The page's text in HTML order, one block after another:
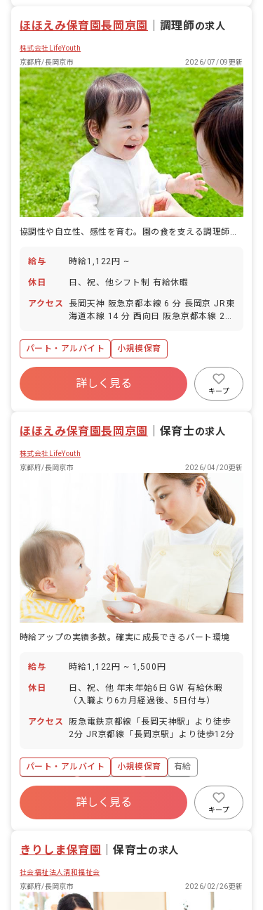
ほほえみ保育園長岡京園 調理師の求人
株式会社LifeYouth
京都府/長岡京市
2026/07/09更新
協調性や自立性、感性を育む。園の食を支える調理師の仕事です。
給与 時給1,122円 ~
休日 日、祝、他シフト制 有給休暇
アクセス
長岡天神 阪急京都本線 6 分 長岡京 JR東
海道本線 14 分 西向日 阪急京都本線 21
パート・アルバイト
小規模保育
詳しく見る
キープ
ほほえみ保育園長岡京園 保育士の求人
株式会社LifeYouth
京都府/長岡京市
2026/04/20更新
時給アップの実績多数。確実に成長できるパート環境
給与 時給1,122円 ~ 1,500円
休日
日、祝、他 年末年始6日 GW 有給休暇
（入職より6カ月経過後、5日付与）
アクセス
阪急電鉄京都線「長岡天神駅」より徒歩
2分 JR京都線「長岡京駅」より徒歩12分
パート・アルバイト 小規模保育
有給
残業少なめ
昇給昇進あり
車通勤可
乳児保育のみ
未経験歓迎 アットホーム
詳しく見る
キープ
きりしま保育園 ｜保育士の求人
社会福祉法人清和福祉会
京都府/長岡京市
2026/02/26更新